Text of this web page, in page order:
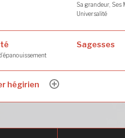
Sa grandeur, Ses
Universalité
Sagesses
hégirien
ouvrir
sous-